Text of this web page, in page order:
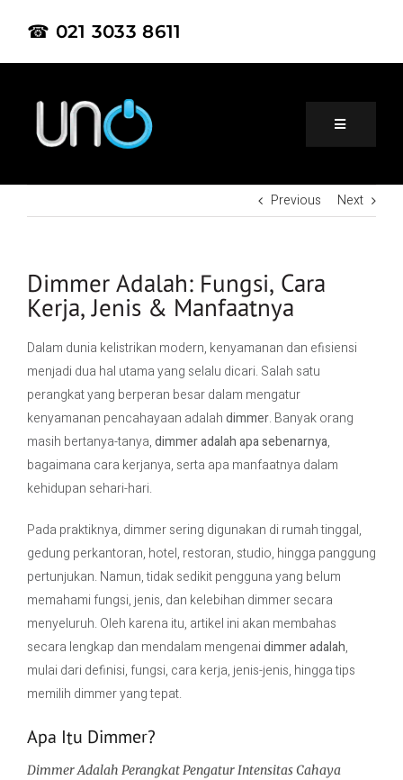
☎ 021 3033 8611
Home
Project
Contact Us
Previous Next
Dimmer Adalah: Fungsi, Cara
Kerja, Jenis & Manfaatnya
Dalam dunia kelistrikan modern, kenyamanan dan efisiensi
menjadi dua hal utama yang selalu dicari. Salah satu
perangkat yang berperan besar dalam mengatur
kenyamanan pencahayaan adalahdimmer. Banyak orang
masih bertanya-tanya,dimmer adalah apa sebenarnya,
bagaimana cara kerjanya, serta apa manfaatnya dalam
kehidupan sehari-hari.
Pada praktiknya, dimmer sering digunakan di rumah tinggal,
gedung perkantoran, hotel, restoran, studio, hingga panggung
pertunjukan. Namun, tidak sedikit pengguna yang belum
memahami fungsi, jenis, dan kelebihan dimmer secara
menyeluruh. Oleh karena itu, artikel ini akan membahas
secara lengkap dan mendalam mengenaidimmer adalah,
mulai dari definisi, fungsi, cara kerja, jenis-jenis, hingga tips
memilih dimmer yang tepat.
Apa Itu Dimmer?
Dimmer Adalah Perangkat Pengatur Intensitas Cahaya